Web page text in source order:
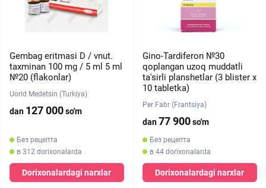
Gembag eritmasi D / vnut.
taxminan 100 mg / 5 ml 5 ml
№20 (flakonlar)
Uorld Medetsin (Turkiya)
dan 127 000so'm
Без рецепта
в 312 dorixonalarda
Dorixonalardagi narxlar
Gino-Tardiferon №30
qoplangan uzoq muddatli
ta'sirli planshetlar (3 blister х
10 tabletka)
Per Fabr (Frantsiya)
dan77 900so'm
Без рецепта
в 44 dorixonalarda
Dorixonalardagi narxlar